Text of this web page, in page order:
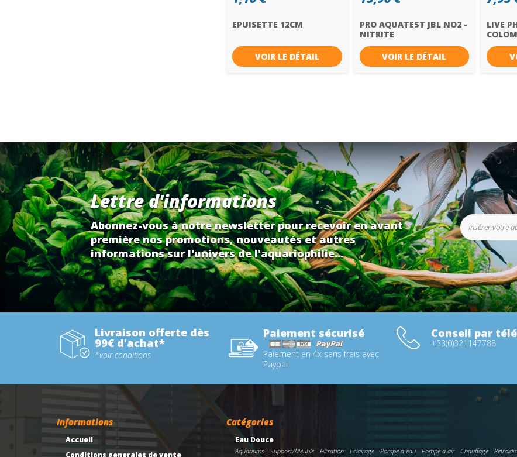
EPUISETTE 12CM
VOIR LE DÉTAIL
PRO AQUATEST JBL NO2 -
NITRITE
VOIR LE DÉTAIL
LIVE
Lettre d'informations
Abonnez-vous à notre newsletter pour recevoir en avant
première nos promotions, nouveautés et autres
informations sur l'univers de l'aquariophilie...
Livraison offerte dès
99€ d'achat*
*voir conditions
Paiement sécurisé
Paiement en 4x sans frais avec
Paypal
Conseil par
+33(0)321147788
Informations
Accueil
Conditions generales de vente
Catégories
Eau Douce
Aquariums Support/Meuble Filtration Eclairage Pompe à eau Pompe à air Chauffage